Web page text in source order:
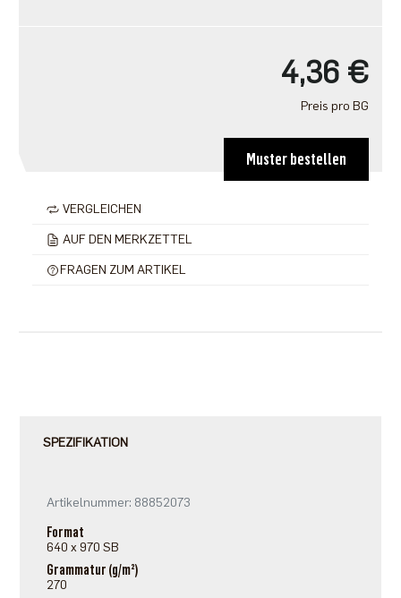
4,36 €
Preis pro BG
Muster bestellen
VERGLEICHEN
AUF DEN MERKZETTEL
FRAGEN ZUM ARTIKEL
SPEZIFIKATION
Artikelnummer: 88852073
Format
640 x 970 SB
Grammatur (g/m²)
270